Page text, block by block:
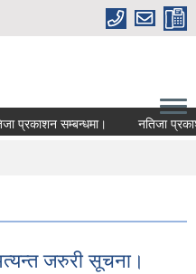
प्रकाशन सम्बन्धमा। नतिजा
जरुरी सूचना।